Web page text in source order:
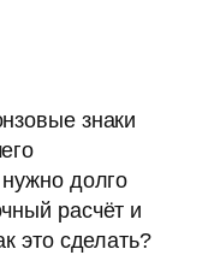
знаки
долго
расчёт и
это сделать?